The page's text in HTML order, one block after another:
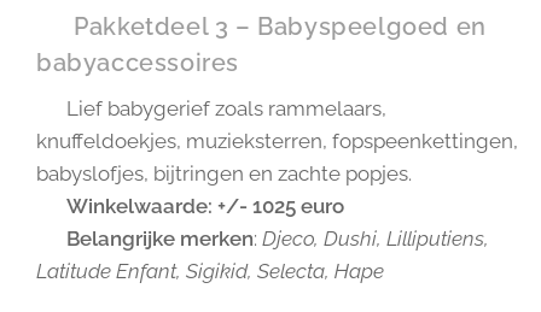
👶 Pakketdeel 3 – Babyspeelgoed en
babyaccessoires
👶 Lief babygerief zoals rammelaars,
knuffeldoekjes, muzieksterren, fopspeenkettingen,
babyslofjes, bijtringen en zachte popjes.
Winkelwaarde: +/- 1025 euro
Belangrijke merken: Djeco, Dushi, Lilliputiens,
Latitude Enfant, Sigikid, Selecta, Hape